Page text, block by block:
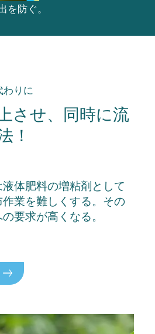
を防ぐ。
わりに
させ、同時に流
！
体肥料の増粘剤として
業を難しくする。その
要求が高くなる。